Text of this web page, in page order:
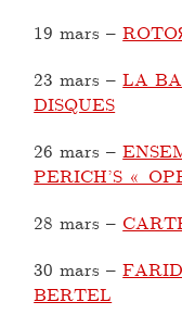
19 mars –
23 mars –LA
DISQUES
26 mars –
PERICH’S «
28 mars –
30 mars –
BERTEL